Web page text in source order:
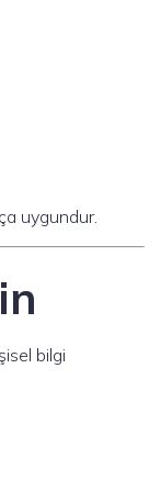
uygundur.
bilgi